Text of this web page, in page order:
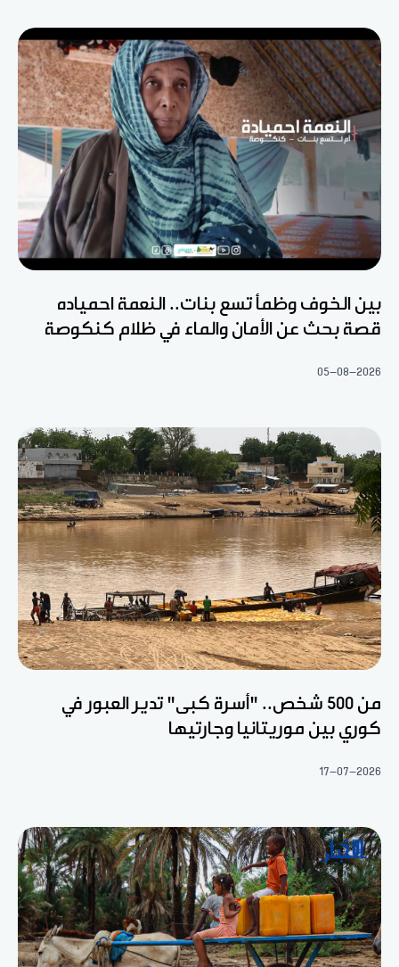
بين الخوف وظمأ تسع بنات.. النعمة احمياده
قصة بحث عن الأمان والماء في ظلام كنكوصة
05-08-2026
من 500 شخص.. "أسرة كبى" تدير العبور في
كوري بين موريتانيا وجارتيها
17-07-2026